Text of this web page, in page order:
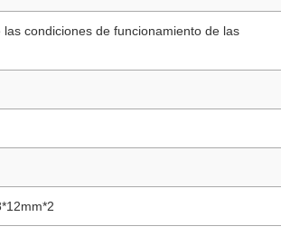
condiciones de funcionamiento de las